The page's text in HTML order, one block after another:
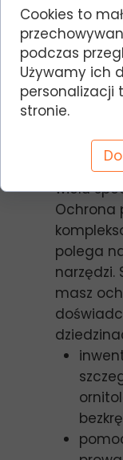
wielu
Ochrona
polega
narzędzi.
masz
Cookies to
podczas
Używamy ich
personalizacji
stronie.